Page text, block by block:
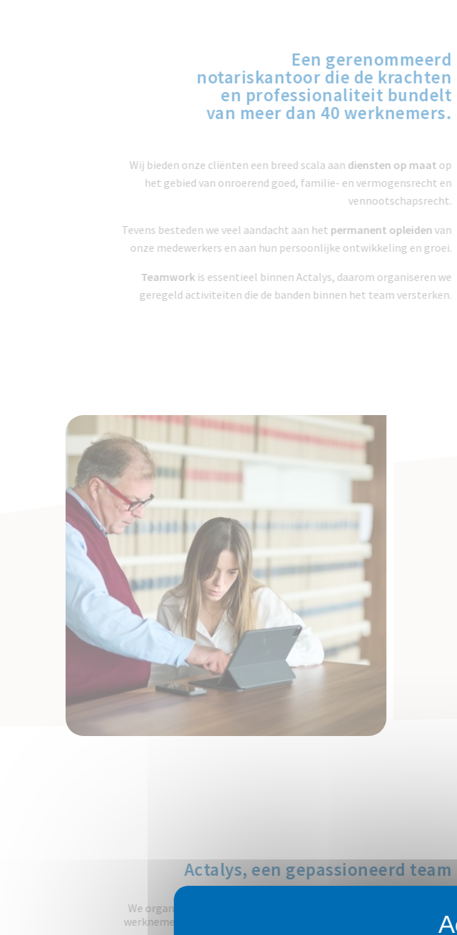
Een gerenommeerd
notariskantoor die de krachten
en professionaliteit bundelt
van meer dan 40 werknemers.
Wij bieden onze cliënten een breed scala aandiensten op maatop
het gebied van onroerend goed, familie- en vermogensrecht en
vennootschapsrecht.
Tevens besteden we veel aandacht aan hetpermanent opleidenvan
onze medewerkers en aan hun persoonlijke ontwikkeling en groei.
Teamworkis essentieel binnen Actalys, daarom organiseren we
geregeld activiteiten die de banden binnen het team versterken.
Actalys, een gepassioneerd team
We organiseren regelmatig evenementen om de band tussen onze
werknemers te versterken, zoals wekelijkse lunches en sportieve of